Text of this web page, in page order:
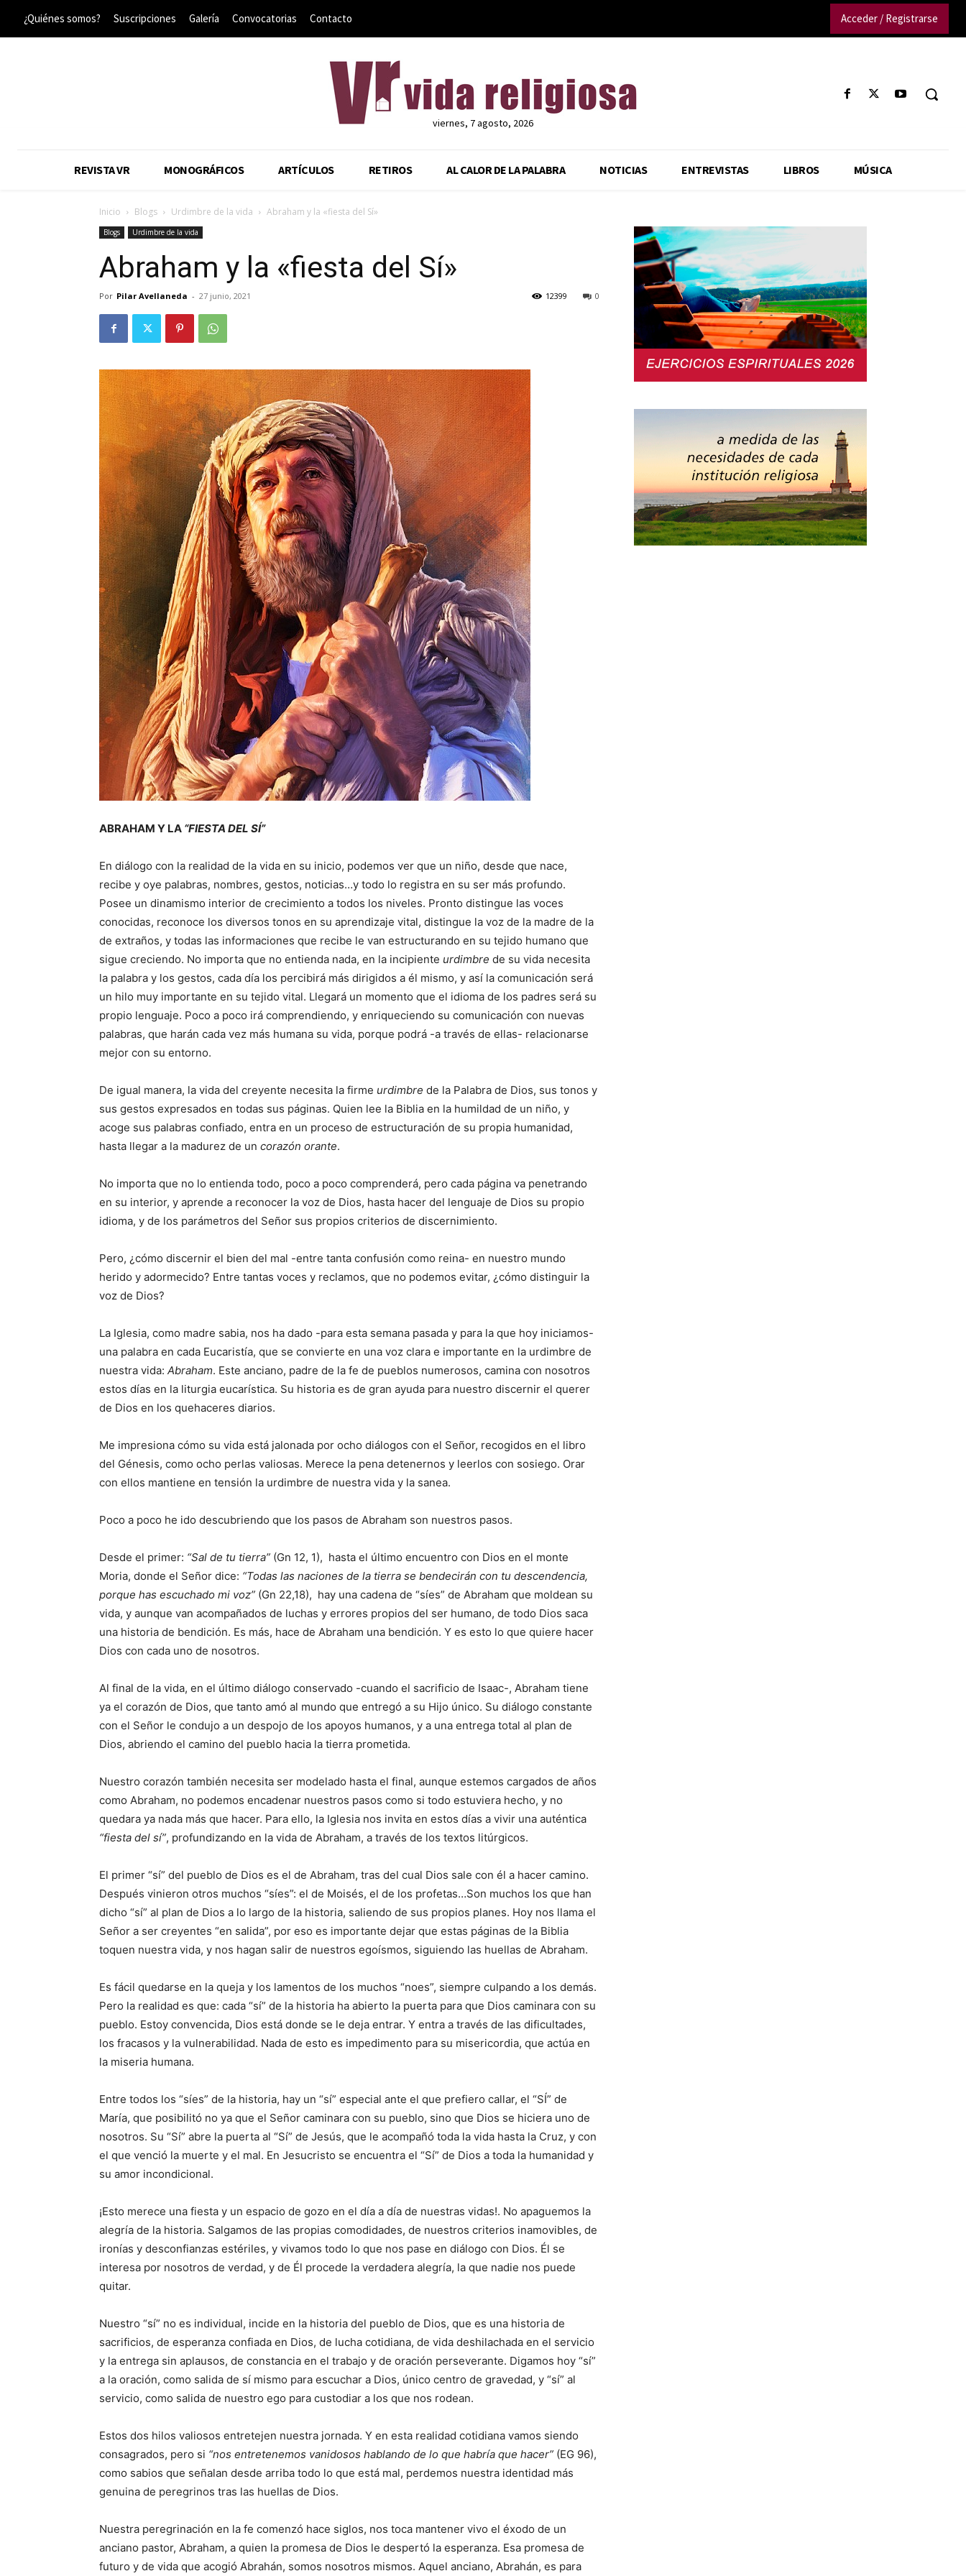
¿Quiénes somos? Suscripciones Galería Convocatorias Contacto Acceder / Registrarse
viernes, 7 agosto, 2026
REVISTA VR MONOGRÁFICOS ARTÍCULOS RETIROS AL CALOR DE LA PALABRA NOTICIAS ENTREVISTAS LIBROS MÚSICA
Inicio Blogs Urdimbre de la vida Abraham y la «fiesta del Sí»
Blogs Urdimbre de la vida
Abraham y la «fiesta del Sí»
Por Pilar Avellaneda - 27 junio, 2021 0
12399
ABRAHAM Y LA “FIESTA DEL SÍ”
En diálogo con la realidad de la vida en su inicio, podemos ver que un niño, desde que nace,
recibe y oye palabras, nombres, gestos, noticias…y todo lo registra en su ser más profundo.
Posee un dinamismo interior de crecimiento a todos los niveles. Pronto distingue las voces
conocidas, reconoce los diversos tonos en su aprendizaje vital, distingue la voz de la madre de la
de extraños, y todas las informaciones que recibe le van estructurando en su tejido humano que
sigue creciendo. No importa que no entienda nada, en la incipiente urdimbre de su vida necesita
la palabra y los gestos, cada día los percibirá más dirigidos a él mismo, y así la comunicación será
un hilo muy importante en su tejido vital. Llegará un momento que el idioma de los padres será su
propio lenguaje. Poco a poco irá comprendiendo, y enriqueciendo su comunicación con nuevas
palabras, que harán cada vez más humana su vida, porque podrá -a través de ellas- relacionarse
mejor con su entorno.
De igual manera, la vida del creyente necesita la firme urdimbre de la Palabra de Dios, sus tonos y
sus gestos expresados en todas sus páginas. Quien lee la Biblia en la humildad de un niño, y
acoge sus palabras confiado, entra en un proceso de estructuración de su propia humanidad,
hasta llegar a la madurez de un corazón orante.
No importa que no lo entienda todo, poco a poco comprenderá, pero cada página va penetrando
en su interior, y aprende a reconocer la voz de Dios, hasta hacer del lenguaje de Dios su propio
idioma, y de los parámetros del Señor sus propios criterios de discernimiento.
Pero, ¿cómo discernir el bien del mal -entre tanta confusión como reina- en nuestro mundo
herido y adormecido? Entre tantas voces y reclamos, que no podemos evitar, ¿cómo distinguir la
voz de Dios?
La Iglesia, como madre sabia, nos ha dado -para esta semana pasada y para la que hoy iniciamos-
una palabra en cada Eucaristía, que se convierte en una voz clara e importante en la urdimbre de
nuestra vida: Abraham. Este anciano, padre de la fe de pueblos numerosos, camina con nosotros
estos días en la liturgia eucarística. Su historia es de gran ayuda para nuestro discernir el querer
de Dios en los quehaceres diarios.
Me impresiona cómo su vida está jalonada por ocho diálogos con el Señor, recogidos en el libro
del Génesis, como ocho perlas valiosas. Merece la pena detenernos y leerlos con sosiego. Orar
con ellos mantiene en tensión la urdimbre de nuestra vida y la sanea.
Poco a poco he ido descubriendo que los pasos de Abraham son nuestros pasos.
Desde el primer: “Sal de tu tierra” (Gn 12, 1), hasta el último encuentro con Dios en el monte
Moria, donde el Señor dice: “Todas las naciones de la tierra se bendecirán con tu descendencia,
porque has escuchado mi voz” (Gn 22,18), hay una cadena de “síes” de Abraham que moldean su
vida, y aunque van acompañados de luchas y errores propios del ser humano, de todo Dios saca
una historia de bendición. Es más, hace de Abraham una bendición. Y es esto lo que quiere hacer
Dios con cada uno de nosotros.
Al final de la vida, en el último diálogo conservado -cuando el sacrificio de Isaac-, Abraham tiene
ya el corazón de Dios, que tanto amó al mundo que entregó a su Hijo único. Su diálogo constante
con el Señor le condujo a un despojo de los apoyos humanos, y a una entrega total al plan de
Dios, abriendo el camino del pueblo hacia la tierra prometida.
Nuestro corazón también necesita ser modelado hasta el final, aunque estemos cargados de años
como Abraham, no podemos encadenar nuestros pasos como si todo estuviera hecho, y no
quedara ya nada más que hacer. Para ello, la Iglesia nos invita en estos días a vivir una auténtica
“fiesta del sí”, profundizando en la vida de Abraham, a través de los textos litúrgicos.
El primer “sí” del pueblo de Dios es el de Abraham, tras del cual Dios sale con él a hacer camino.
Después vinieron otros muchos “síes”: el de Moisés, el de los profetas…Son muchos los que han
dicho “sí” al plan de Dios a lo largo de la historia, saliendo de sus propios planes. Hoy nos llama el
Señor a ser creyentes “en salida”, por eso es importante dejar que estas páginas de la Biblia
toquen nuestra vida, y nos hagan salir de nuestros egoísmos, siguiendo las huellas de Abraham.
Es fácil quedarse en la queja y los lamentos de los muchos “noes”, siempre culpando a los demás.
Pero la realidad es que: cada “sí” de la historia ha abierto la puerta para que Dios caminara con su
pueblo. Estoy convencida, Dios está donde se le deja entrar. Y entra a través de las dificultades,
los fracasos y la vulnerabilidad. Nada de esto es impedimento para su misericordia, que actúa en
la miseria humana.
Entre todos los “síes” de la historia, hay un “sí” especial ante el que prefiero callar, el “SÍ” de
María, que posibilitó no ya que el Señor caminara con su pueblo, sino que Dios se hiciera uno de
nosotros. Su “Sí” abre la puerta al “Sí” de Jesús, que le acompañó toda la vida hasta la Cruz, y con
el que venció la muerte y el mal. En Jesucristo se encuentra el “Sí” de Dios a toda la humanidad y
su amor incondicional.
¡Esto merece una fiesta y un espacio de gozo en el día a día de nuestras vidas!. No apaguemos la
alegría de la historia. Salgamos de las propias comodidades, de nuestros criterios inamovibles, de
ironías y desconfianzas estériles, y vivamos todo lo que nos pase en diálogo con Dios. Él se
interesa por nosotros de verdad, y de Él procede la verdadera alegría, la que nadie nos puede
quitar.
Nuestro “sí” no es individual, incide en la historia del pueblo de Dios, que es una historia de
sacrificios, de esperanza confiada en Dios, de lucha cotidiana, de vida deshilachada en el servicio
y la entrega sin aplausos, de constancia en el trabajo y de oración perseverante. Digamos hoy “sí”
a la oración, como salida de sí mismo para escuchar a Dios, único centro de gravedad, y “sí” al
servicio, como salida de nuestro ego para custodiar a los que nos rodean.
Estos dos hilos valiosos entretejen nuestra jornada. Y en esta realidad cotidiana vamos siendo
consagrados, pero si “nos entretenemos vanidosos hablando de lo que habría que hacer” (EG 96),
como sabios que señalan desde arriba todo lo que está mal, perdemos nuestra identidad más
genuina de peregrinos tras las huellas de Dios.
Nuestra peregrinación en la fe comenzó hace siglos, nos toca mantener vivo el éxodo de un
anciano pastor, Abraham, a quien la promesa de Dios le despertó la esperanza. Esa promesa de
futuro y de vida que acogió Abrahán, somos nosotros mismos. Aquel anciano, Abrahán, es para